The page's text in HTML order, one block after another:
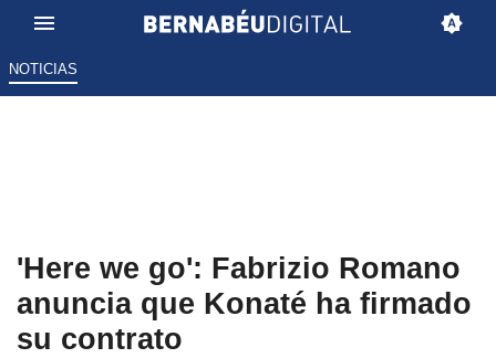
NOTICIAS
'Here we go': Fabrizio Romano
anuncia que Konaté ha firmado
su contrato